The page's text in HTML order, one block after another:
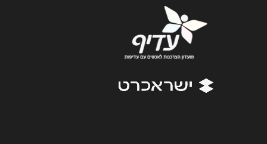
*
אנא חזרו אלי בקשר ל...